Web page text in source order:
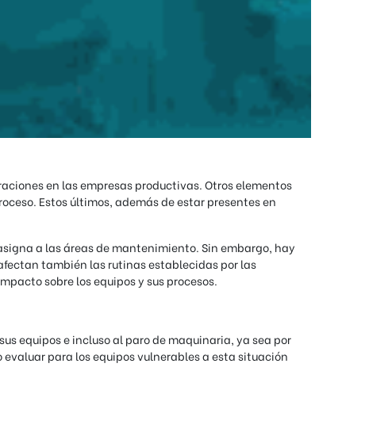
en las empresas productivas. Otros elementos
Estos últimos, además de estar presentes en
a las áreas de mantenimiento. Sin embargo, hay
también las rutinas establecidas por las
sobre los equipos y sus procesos.
equipos e incluso al paro de maquinaria, ya sea por
para los equipos vulnerables a esta situación